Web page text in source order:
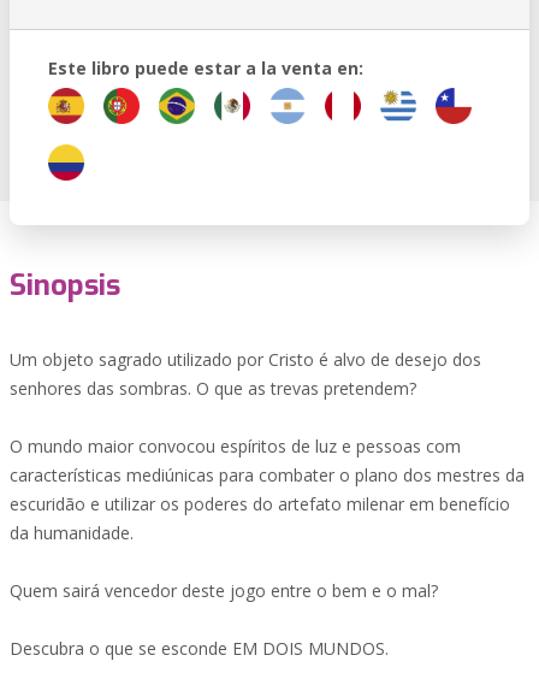
Este libro puede estar a la venta en:
Sinopsis
Um objeto sagrado utilizado por Cristo é alvo de desejo dos
senhores das sombras. O que as trevas pretendem?
O mundo maior convocou espíritos de luz e pessoas com
características mediúnicas para combater o plano dos mestres da
escuridão e utilizar os poderes do artefato milenar em benefício
da humanidade.
Quem sairá vencedor deste jogo entre o bem e o mal?
Descubra o que se esconde EM DOIS MUNDOS.